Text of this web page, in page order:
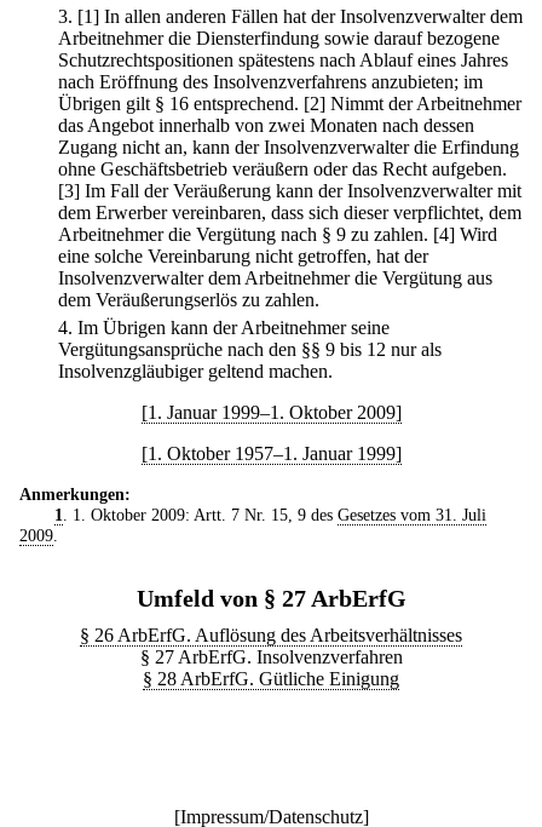
3. [1] In allen anderen Fällen hat der Insolvenzverwalter dem
Arbeitnehmer die Diensterfindung sowie darauf bezogene
Schutzrechtspositionen spätestens nach Ablauf eines Jahres
nach Eröffnung des Insolvenzverfahrens anzubieten; im
Übrigen gilt § 16 entsprechend. [2] Nimmt der Arbeitnehmer
das Angebot innerhalb von zwei Monaten nach dessen
Zugang nicht an, kann der Insolvenzverwalter die Erfindung
ohne Geschäftsbetrieb veräußern oder das Recht aufgeben.
[3] Im Fall der Veräußerung kann der Insolvenzverwalter mit
dem Erwerber vereinbaren, dass sich dieser verpflichtet, dem
Arbeitnehmer die Vergütung nach § 9 zu zahlen. [4] Wird
eine solche Vereinbarung nicht getroffen, hat der
Insolvenzverwalter dem Arbeitnehmer die Vergütung aus
dem Veräußerungserlös zu zahlen.
4. Im Übrigen kann der Arbeitnehmer seine
Vergütungsansprüche nach den §§ 9 bis 12 nur als
Insolvenzgläubiger geltend machen.
[1. Januar 1999–1. Oktober 2009]
[1. Oktober 1957–1. Januar 1999]
Anmerkungen:
1
. 1. Oktober 2009: Artt. 7 Nr. 15, 9 des Gesetzes vom 31. Juli
2009
Umfeld von § 27 ArbErfG
§ 26 ArbErfG. Auflösung des Arbeitsverhältnisses
§ 27 ArbErfG. Insolvenzverfahren
§ 28 ArbErfG. Gütliche Einigung
[Impressum/Datenschutz]